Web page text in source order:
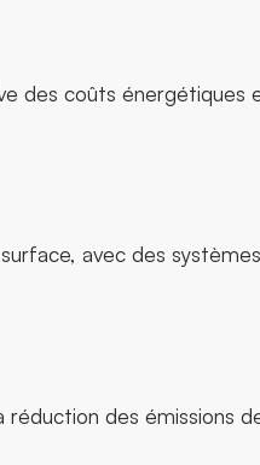
des coûts énergétiques
avec des
des émissions